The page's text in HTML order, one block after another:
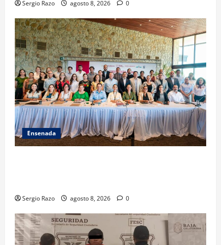
Sergio Razo agosto 8, 2026 0
Ensenada
Sergio Razo agosto 8, 2026 0